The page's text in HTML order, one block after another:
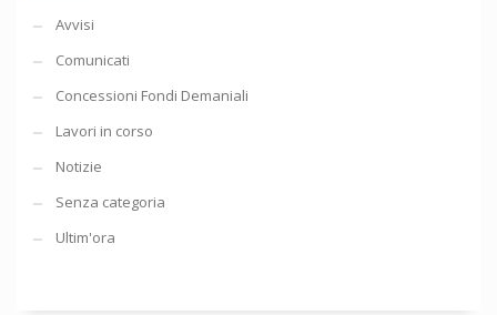
Avvisi
Comunicati
Concessioni Fondi Demaniali
Lavori in corso
Notizie
Senza categoria
Ultim'ora